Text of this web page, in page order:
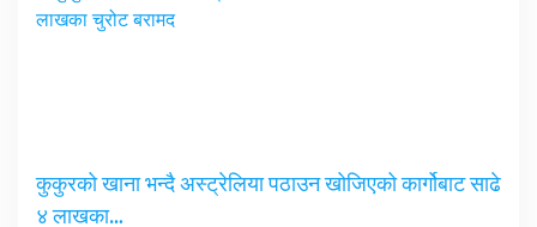
कुकुरको खाना भन्दै अस्ट्रेलिया पठाउन खोजिएको कार्गोबाट साढे
४ लाखका…